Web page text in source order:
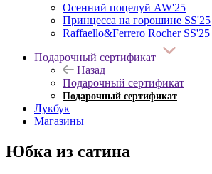
Осенний поцелуй AW'25
Принцесса на горошине SS'25
Raffaello&Ferrero Rocher SS'25
Подарочный сертификат
Назад
Подарочный сертификат
Подарочный сертификат
Лукбук
Магазины
Юбка из сатина